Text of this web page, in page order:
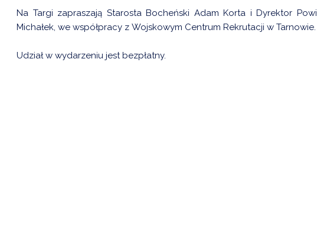
Na Targi zapraszają Starosta Bocheński Adam Korta i Dyrektor
Michałek, we współpracy z Wojskowym Centrum Rekrutacji w Tarnowie.
Udział w wydarzeniu jest bezpłatny.